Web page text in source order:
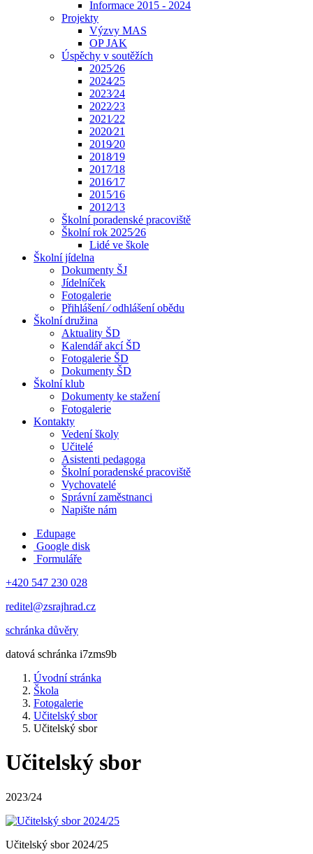
Informace 2015 - 2024
Projekty
Výzvy MAS
OP JAK
Úspěchy v soutěžích
2025⁄26
2024⁄25
2023⁄24
2022⁄23
2021⁄22
2020⁄21
2019⁄20
2018⁄19
2017⁄18
2016⁄17
2015⁄16
2012⁄13
Školní poradenské pracoviště
Školní rok 2025⁄26
Lidé ve škole
Školní jídelna
Dokumenty ŠJ
Jídelníček
Fotogalerie
Přihlášení ⁄ odhlášení obědu
Školní družina
Aktuality ŠD
Kalendář akcí ŠD
Fotogalerie ŠD
Dokumenty ŠD
Školní klub
Dokumenty ke stažení
Fotogalerie
Kontakty
Vedení školy
Učitelé
Asistenti pedagoga
Školní poradenské pracoviště
Vychovatelé
Správní zaměstnanci
Napište nám
Edupage
Google disk
Formuláře
+420 547 230 028
reditel@zsrajhrad.cz
schránka důvěry
datová schránka i7zms9b
Úvodní stránka
Škola
Fotogalerie
Učitelský sbor
Učitelský sbor
Učitelský sbor
2023/24
Učitelský sbor 2024/25